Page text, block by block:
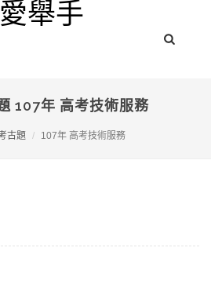
107年 高考技術服務
古題 107年 高考技術服務